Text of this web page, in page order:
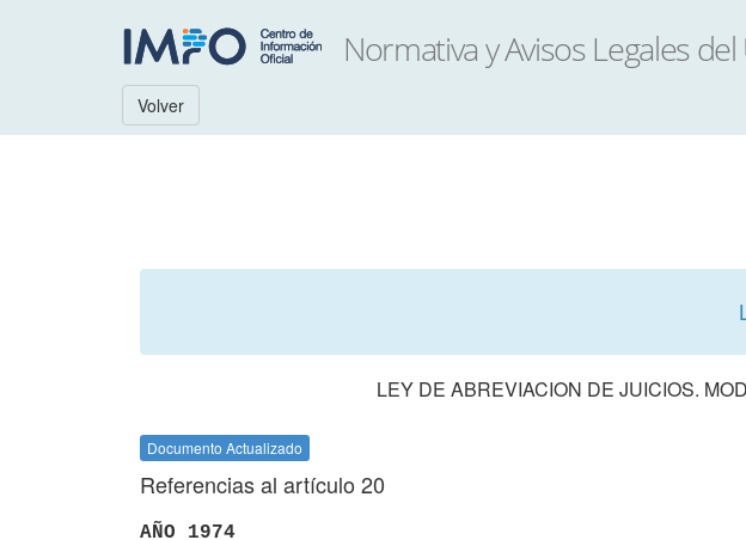
Volver
LEY DE ABREVIACION DE JUICIOS.
Documento Actualizado
Referencias al artículo 20
AÑO 1974